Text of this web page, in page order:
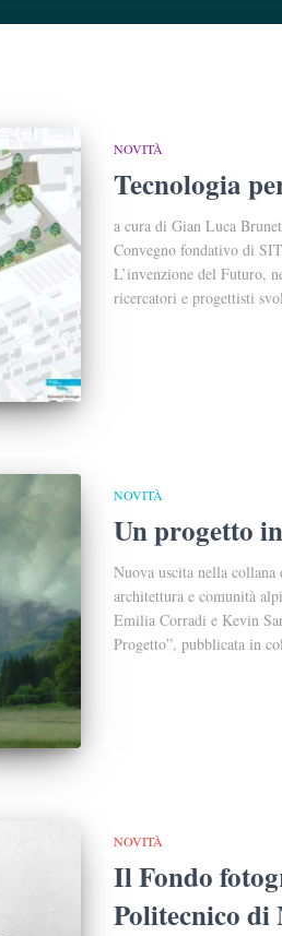
NOVITÀ
Tecnologia
a cura di Gian Luca
Convegno fondativo di
L’invenzione del Futuro,
ricercatori e progettisti
NOVITÀ
Un progetto
Nuova uscita nella
architettura e comunità
Emilia Corradi e Kevin
Progetto”, pubblicata in
NOVITÀ
Il Fondo
Politecnico